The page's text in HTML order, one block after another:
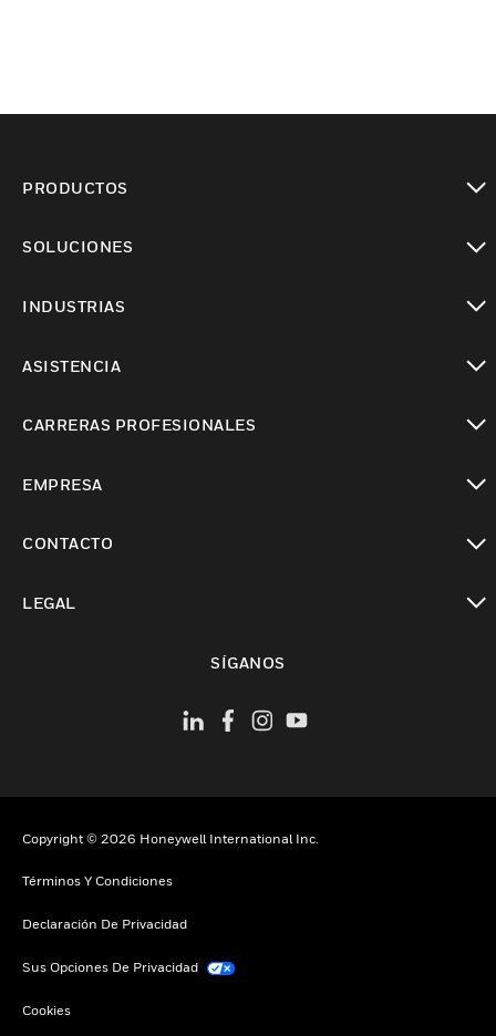
PRODUCTOS
SOLUCIONES
INDUSTRIAS
ASISTENCIA
CARRERAS PROFESIONALES
EMPRESA
CONTACTO
LEGAL
SÍGANOS
Copyright © 2026 Honeywell International Inc.
Términos Y Condiciones
Declaración De Privacidad
Sus Opciones De Privacidad
Cookies